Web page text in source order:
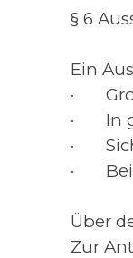
§ 6
Ein
·
· In
·
·
Über
Zur